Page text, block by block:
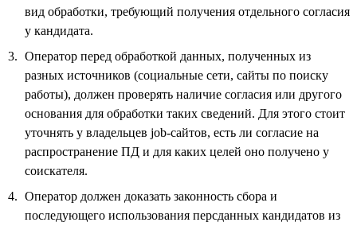
вид обработки, требующий получения отдельного согласия
у кандидата.
Оператор перед обработкой данных, полученных из
разных источников (социальные сети, сайты по поиску
работы), должен проверять наличие согласия или другого
основания для обработки таких сведений. Для этого стоит
уточнять у владельцев job-сайтов, есть ли согласие на
распространение ПД и для каких целей оно получено у
соискателя.
Оператор должен доказать законность сбора и
последующего использования персданных кандидатов из